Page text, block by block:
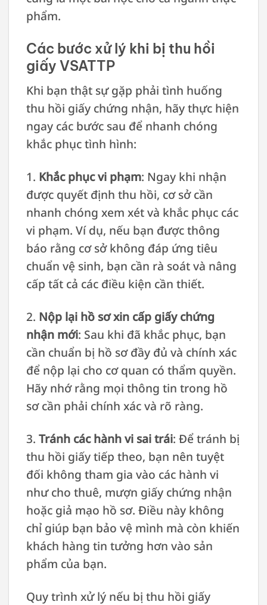
phẩm.
Các bước xử lý khi bị thu hồi
giấy VSATTP
Khi bạn thật sự gặp phải tình huống
thu hồi giấy chứng nhận, hãy thực hiện
ngay các bước sau để nhanh chóng
khắc phục tình hình:
1. Khắc phục vi phạm: Ngay khi nhận
được quyết định thu hồi, cơ sở cần
nhanh chóng xem xét và khắc phục các
vi phạm. Ví dụ, nếu bạn được thông
báo rằng cơ sở không đáp ứng tiêu
chuẩn vệ sinh, bạn cần rà soát và nâng
cấp tất cả các điều kiện cần thiết.
2. Nộp lại hồ sơ xin cấp giấy chứng
nhận mới: Sau khi đã khắc phục, bạn
cần chuẩn bị hồ sơ đầy đủ và chính xác
để nộp lại cho cơ quan có thẩm quyền.
Hãy nhớ rằng mọi thông tin trong hồ
sơ cần phải chính xác và rõ ràng.
3. Tránh các hành vi sai trái: Để tránh bị
thu hồi giấy tiếp theo, bạn nên tuyệt
đối không tham gia vào các hành vi
như cho thuê, mượn giấy chứng nhận
hoặc giả mạo hồ sơ. Điều này không
chỉ giúp bạn bảo vệ mình mà còn khiến
khách hàng tin tưởng hơn vào sản
phẩm của bạn.
Quy trình xử lý nếu bị thu hồi giấy